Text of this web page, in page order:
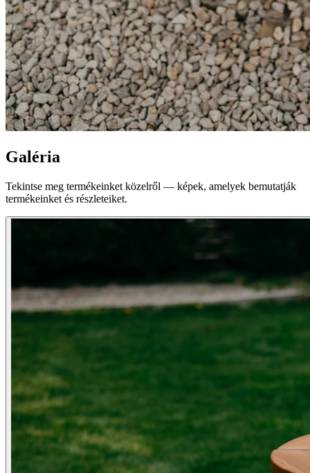
Galéria
Tekintse meg termékeinket közelről — képek, amelyek bemutatják
termékeinket és részleteiket.